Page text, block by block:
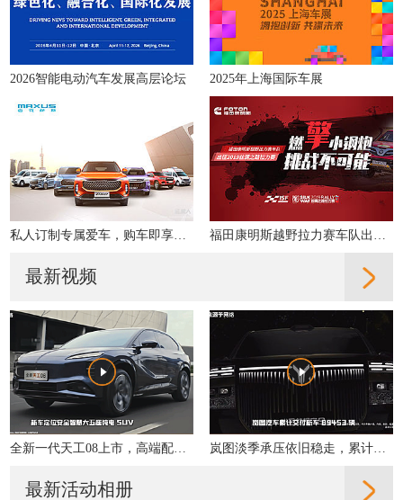
2026智能电动汽车发展高层论坛 2025年上海国际车展
最新视频
岚图淡季承压依旧稳走，累计交付同比增31%
最新活动相册